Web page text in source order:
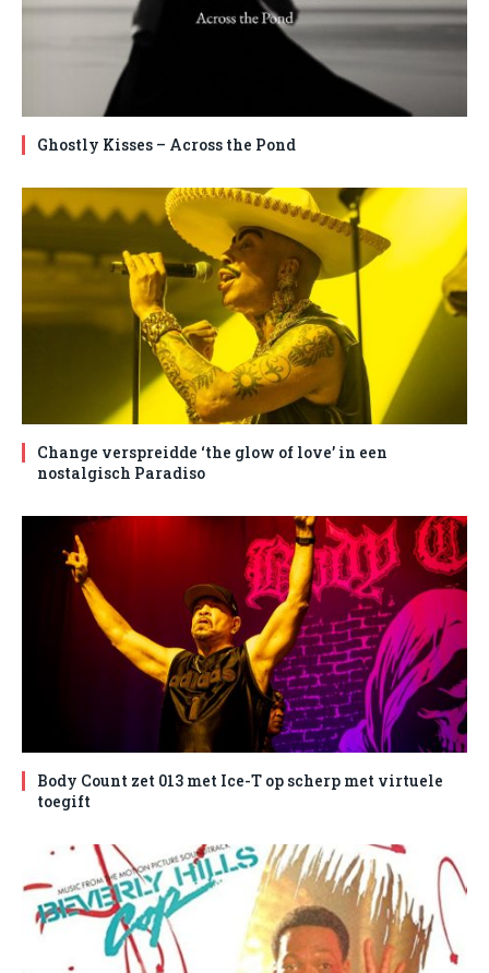
Ghostly Kisses – Across the Pond
Change verspreidde ‘the glow of love’ in een
nostalgisch Paradiso
Body Count zet 013 met Ice-T op scherp met virtuele
toegift